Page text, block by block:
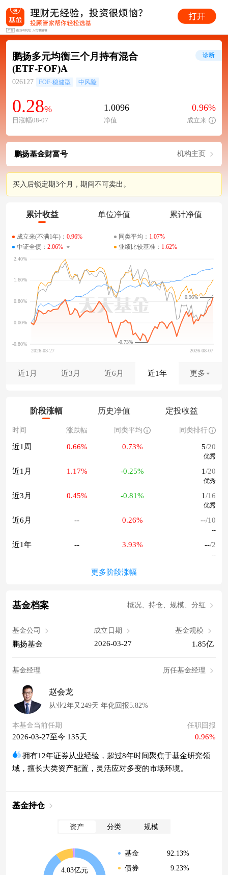
鹏扬多元均衡三个月持有混合
(ETF-FOF)A
026127 FOF-稳健型 中风险
0.28%
日涨幅08-07
1.0096
净值
0.96%
成立来
诊断
鹏扬基金财富号 机构主页
买入后锁定期3个月，期间不可卖出。
累计收益 单位净值 累计净值
成立来(不满1年)： 0.96% 同类平均： 1.07%
中证全债： 2.06% 业绩比较基准： 1.62%
-0.73%
0.96%
近1月 近3月 近6月 近1年 更多
阶段涨幅 历史净值 定投收益
时间 涨跌幅 同类平均 同类排行
近1周 0.66% 0.73% 5/20
优秀
近1月 1.17% -0.25% 1/20
优秀
近3月 0.45% -0.81% 1/16
优秀
近6月 -- 0.26% --/10
--
近1年 -- 3.93% --/2
--
更多阶段涨幅
基金档案 概况、持仓、规模、分红
基金公司
鹏扬基金
成立日期
2026-03-27
基金规模
1.85亿
基金经理 历任基金经理
赵会龙
从业2年又249天 年化回报5.82%
本基金当前任期
2026-03-27至今 135天
任职回报
0.96%
拥有12年证券从业经验，超过8年时间聚焦于基金研究领
域，擅长大类资产配置，灵活应对多变的市场环境。
基金持仓
资产 分类 规模
4.03亿元
基金
92.13%
债券
9.23%